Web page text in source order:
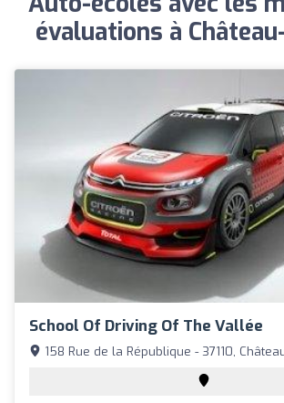
évaluations à
School Of Driving Of The Vallée
158 Rue de la République - 37110,